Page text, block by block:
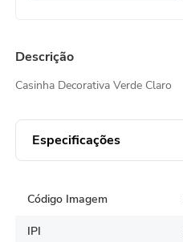
Descrição
Casinha Decorativa Verde Claro
Especificações
Código Imagem
IPI